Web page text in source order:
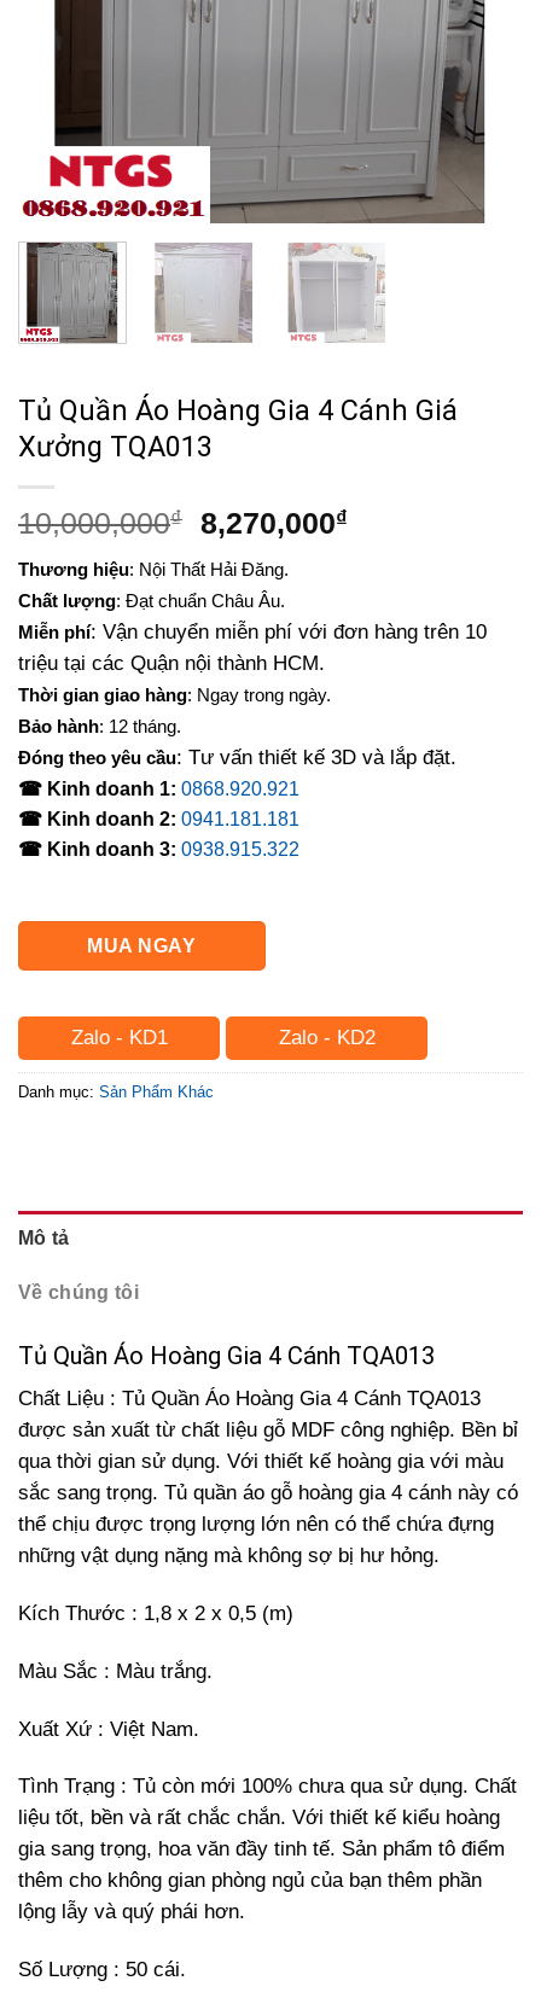
Tủ Quần Áo Hoàng Gia 4 Cánh Giá
Xưởng TQA013
10,000,000₫
Giá
là:
10,000,000₫.
8,270,000₫Giá
8,270,000₫.
Thương hiệu: Nội Thất Hải Đăng.
Chất lượng: Đạt chuẩn Châu Âu.
Miễn phí: Vận chuyển miễn phí với đơn hàng trên 10
triệu tại các Quận nội thành HCM.
Thời gian giao hàng: Ngay trong ngày.
Bảo hành: 12 tháng.
Đóng theo yêu cầu: Tư vấn thiết kế 3D và lắp đặt.
☎ Kinh doanh 1: 0868.920.921
☎ Kinh doanh 2: 0941.181.181
☎ Kinh doanh 3: 0938.915.322
MUA NGAY
Zalo - KD1 Zalo - KD2
Danh mục: Sản Phẩm Khác
Mô tả
Về chúng tôi
Tủ Quần Áo Hoàng Gia 4 Cánh TQA013
Chất Liệu : Tủ Quần Áo Hoàng Gia 4 Cánh TQA013
được sản xuất từ chất liệu gỗ MDF công nghiệp. Bền bỉ
qua thời gian sử dụng. Với thiết kế hoàng gia với màu
sắc sang trọng. Tủ quần áo gỗ hoàng gia 4 cánh này có
thể chịu được trọng lượng lớn nên có thể chứa đựng
những vật dụng nặng mà không sợ bị hư hỏng.
Kích Thước : 1,8 x 2 x 0,5 (m)
Màu Sắc : Màu trắng.
Xuất Xứ : Việt Nam.
Tình Trạng : Tủ còn mới 100% chưa qua sử dụng. Chất
liệu tốt, bền và rất chắc chắn. Với thiết kế kiểu hoàng
gia sang trọng, hoa văn đầy tinh tế. Sản phẩm tô điểm
thêm cho không gian phòng ngủ của bạn thêm phần
lộng lẫy và quý phái hơn.
Số Lượng : 50 cái.